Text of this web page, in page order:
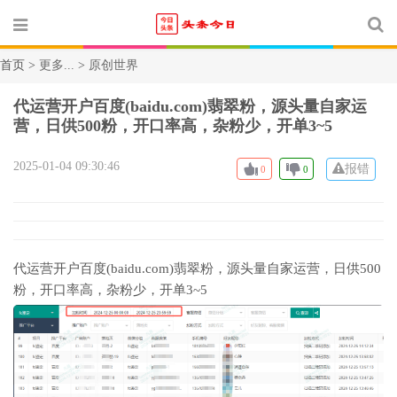
首页 > 更多... > 原创世界
代运营开户百度(baidu.com)翡翠粉，源头量自家运
营，日供500粉，开口率高，杂粉少，开单3~5
0 0 报错
2025-01-04 09:30:46
代运营开户百度(baidu.com)翡翠粉，源头量自家运营，日供500
粉，开口率高，杂粉少，开单3~5